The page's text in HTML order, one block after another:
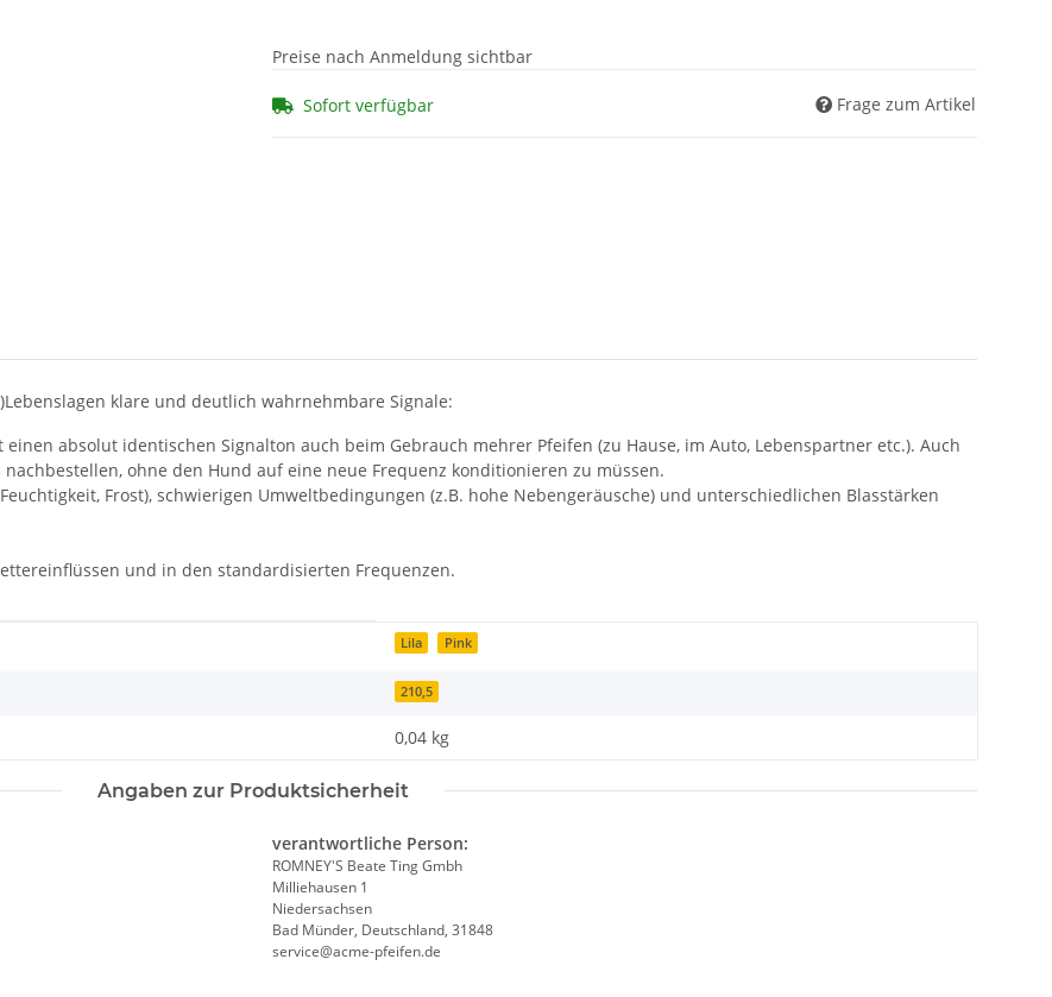
Preise nach Anmeldung sichtbar
Sofort verfügbar Frage zum Artikel
klare und deutlich wahrnehmbare Signale:
absolut identischen Signalton auch beim Gebrauch mehrer Pfeifen (zu Hause, im Auto, Lebenspartner etc.). Auch
ohne den Hund auf eine neue Frequenz konditionieren zu müssen.
Frost), schwierigen Umweltbedingungen (z.B. hohe Nebengeräusche) und unterschiedlichen Blasstärken
und in den standardisierten Frequenzen.
Lila Pink
210,5
0,04 kg
Angaben zur Produktsicherheit
verantwortliche Person:
ROMNEY'S Beate Ting Gmbh
Milliehausen 1
Niedersachsen
Bad Münder, Deutschland, 31848
service@acme-pfeifen.de